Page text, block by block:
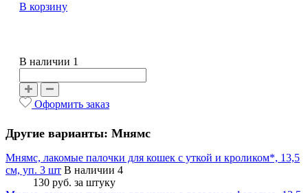
В корзину
В наличии 1
Оформить заказ
Другие варианты: Мнямс
Мнямс, лакомые палочки для кошек с уткой и кроликом*, 13,5
см, уп. 3 шт В наличии 4
130 руб. за штуку